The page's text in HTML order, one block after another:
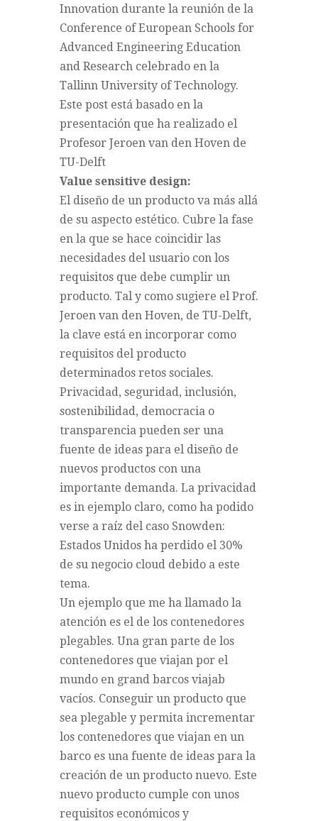
Innovation durante la reunión de la
Conference of European Schools for
Advanced Engineering Education
and Research celebrado en la
Tallinn University of Technology.
Este post está basado en la
presentación que ha realizado el
Profesor Jeroen van den Hoven de
TU-Delft
Value sensitive design:
El diseño de un producto va más allá
de su aspecto estético. Cubre la fase
en la que se hace coincidir las
necesidades del usuario con los
requisitos que debe cumplir un
producto. Tal y como sugiere el Prof.
Jeroen van den Hoven, de TU-Delft,
la clave está en incorporar como
requisitos del producto
determinados retos sociales.
Privacidad, seguridad, inclusión,
sostenibilidad, democracia o
transparencia pueden ser una
fuente de ideas para el diseño de
nuevos productos con una
importante demanda. La privacidad
es in ejemplo claro, como ha podido
verse a raíz del caso Snowden:
Estados Unidos ha perdido el 30%
de su negocio cloud debido a este
tema.
Un ejemplo que me ha llamado la
atención es el de los contenedores
plegables. Una gran parte de los
contenedores que viajan por el
mundo en grand barcos viajab
vacíos. Conseguir un producto que
sea plegable y permita incrementar
los contenedores que viajan en un
barco es una fuente de ideas para la
creación de un producto nuevo. Este
nuevo producto cumple con unos
requisitos económicos y